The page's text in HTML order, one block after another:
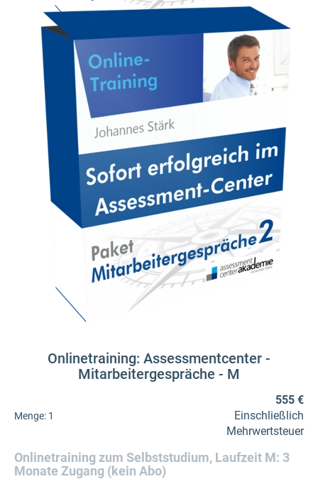
Onlinetraining: Assessmentcenter -
Mitarbeitergespräche - M
Menge: 1
555 €
Einschließlich
Mehrwertsteuer
Onlinetraining zum Selbststudium, Laufzeit M: 3
Monate Zugang (kein Abo)